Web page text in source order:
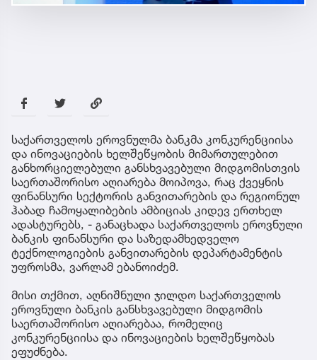
საქართველოს ეროვნულმა ბანკმა კონკურენციისა
და ინოვაციების ხელშეწყობის მიმართულებით
განხორციელებული განსხვავებული მიდგომისთვის
საერთაშორისო აღიარება მოიპოვა, რაც ქვეყნის
ფინანსური სექტორის განვითარების და რეგიონულ
ჰაბად ჩამოყალიბების ამბიციას კიდევ ერთხელ
ადასტურებს, - განაცხადა საქართველოს ეროვნული
ბანკის ფინანსური და საზედამხედველო
ტექნოლოგიების განვითარების დეპარტამენტის
უფროსმა, ვარლამ ებანოიძემ.
მისი თქმით, აღნიშნული ჯილდო საქართველოს
ეროვნული ბანკის განსხვავებული მიდგომის
საერთაშორისო აღიარებაა, რომელიც
კონკურენციისა და ინოვაციების ხელშეწყობას
ეფუძნება.